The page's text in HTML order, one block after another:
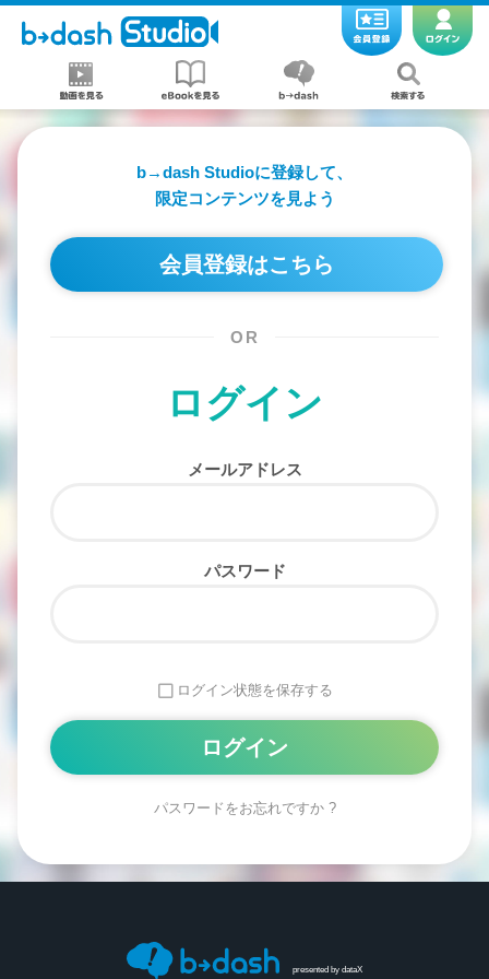
b→dash Studioに登録して、
限定コンテンツを見よう
会員登録はこちら
OR
ログイン
メールアドレス
パスワード
ログイン状態を保存する
パスワードをお忘れですか ?
presented by dataX